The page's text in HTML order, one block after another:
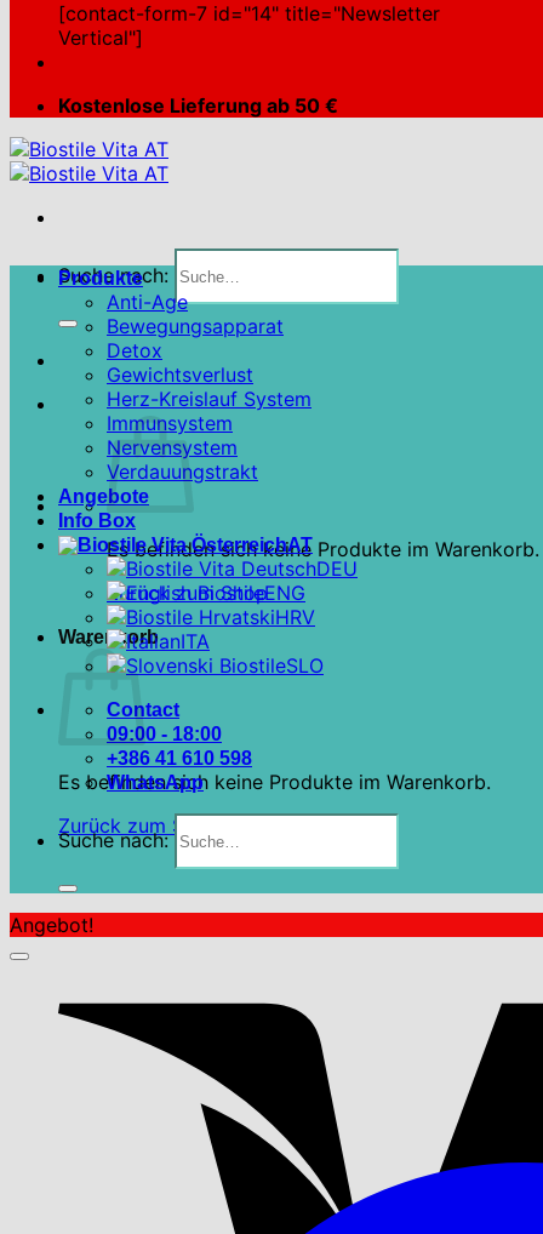
[contact-form-7 id="14" title="Newsletter
Vertical"]
Kostenlose Lieferung ab 50 €
Suche nach:
Es befinden sich keine Produkte im Warenkorb.
Zurück zum Shop
Warenkorb
Es befinden sich keine Produkte im Warenkorb.
Zurück zum Shop
Produkte
Anti-Age
Bewegungsapparat
Detox
Gewichtsverlust
Herz-Kreislauf System
Immunsystem
Nervensystem
Verdauungstrakt
Angebote
Info Box
AT
DEU
ENG
HRV
ITA
SLO
Contact
09:00 - 18:00
+386 41 610 598
WhatsApp
Suche nach:
Angebot!